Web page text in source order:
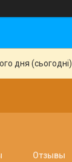
дня (сьогодні).
Отзывы